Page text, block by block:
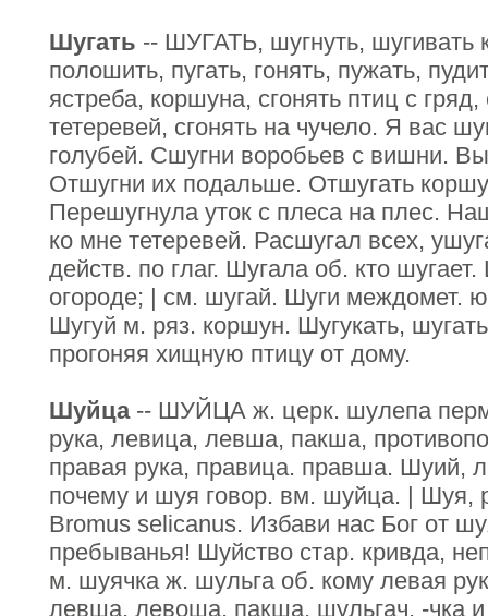
Шугать -- ШУГАТЬ, шугнуть, шугивать
полошить, пугать, гонять, пужать,
ястреба, коршуна, сгонять птиц с
тетеревей, сгонять на чучело. Я вас
голубей. Сшугни воробьев с вишни.
Отшугни их подальше. Отшугать
Перешугнула уток с плеса на плес.
ко мне тетеревей. Расшугал всех,
действ. по глаг. Шугала об. кто
огороде; | см. шугай. Шуги междомет.
Шугуй м. ряз. коршун. Шугукать,
прогоняя хищную птицу от дому.
Шуйца-- ШУЙЦА ж. церк. шулепа
рука, левица, левша, пакша,
правая рука, правица. правша.
почему и шуя говор. вм. шуйца. | Шуя,
Bromus selicanus. Избави нас Бог от
пребыванья! Шуйство стар. кривда,
м. шуячка ж. шульга об. кому левая
левша, левоша, пакша, шульгач, -чка